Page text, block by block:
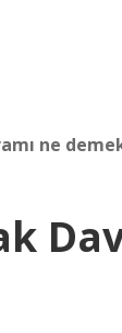
ne